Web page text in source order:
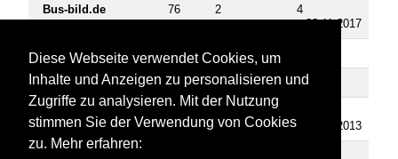
Bus-bild.de 76 2
4
28.11.2017
Landschaftsfotos.eu 3 0
Schiffbilder.de 10 0 0
Staedte-fotos.de
11.05.2013
Diese Webseite verwendet Cookies, um
Inhalte und Anzeigen zu personalisieren und
Zugriffe zu analysieren. Mit der Nutzung
stimmen Sie der Verwendung von Cookies
zu. Mehr erfahren: